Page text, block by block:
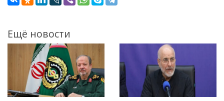
Ещё новости